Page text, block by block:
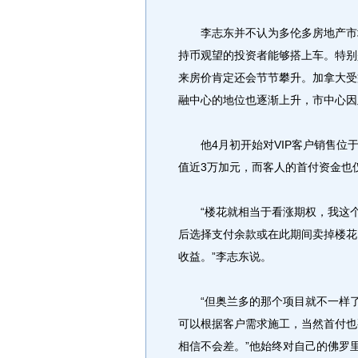
李志东并不认为多伦多房地产市
持币观望的投资者能够搭上车。特
来房价肯定还会节节攀升。加拿大
融中心的地位也逐渐上升，市中心
他4月初开始对VIP客户销售位于
值近3万加元，而客人的首付资金也
“楼花就相当于看涨期权，我这
后选择支付余款或在此期间卖掉楼
收益。”李志东说。
“但奥兰多的那个项目就不一样了
可以根据客户需求施工，当然首付
相信不会差。”他始终对自己的佛罗